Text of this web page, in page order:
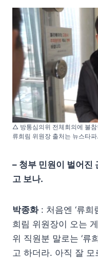
△ 방통심의위 전체회의에 불
류희림 위원장 출처는 뉴스타파.
– 청부 민원이 벌어진
고 보나.
박종화: 처음엔 ‘류희
희림 위원장이 오는
위 직원분 말로는 ‘류
고 하더라. 아직 잘